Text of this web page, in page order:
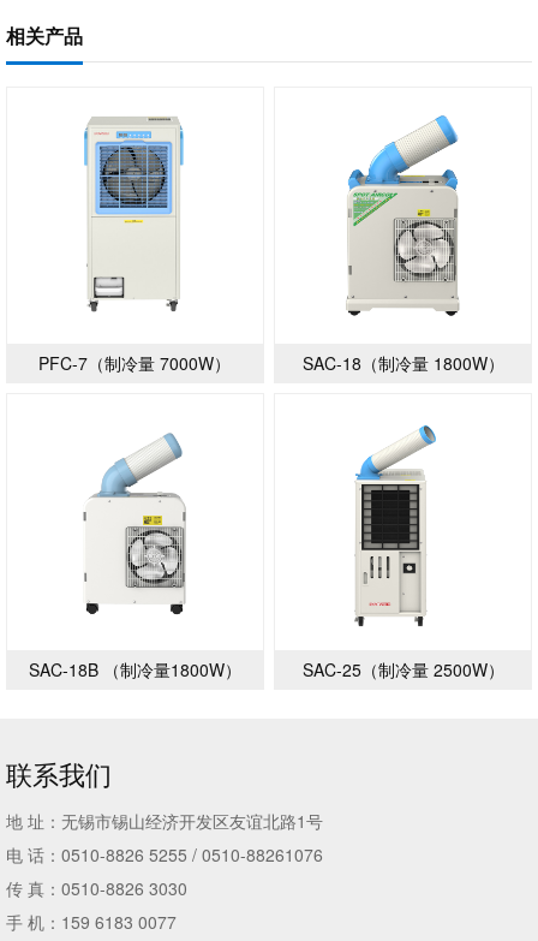
相关产品
PFC-7（制冷量 7000W） SAC-18（制冷量 1800W）
SAC-18B （制冷量1800W） SAC-25（制冷量 2500W）
联系我们
地 址：无锡市锡山经济开发区友谊北路1号
电 话：0510-8826 5255 / 0510-88261076
传 真：0510-8826 3030
手 机：159 6183 0077